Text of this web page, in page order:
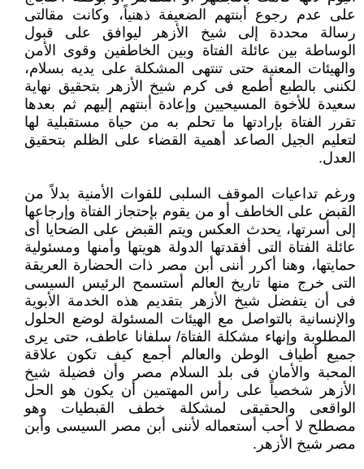
على عدم رجوع أبنتهم الضعيفة ذهنياً، وكانت مقالتى
رسالة محددة إلى شيخ الأزهر ليوافق ‏على قبول
الوساطة بين عائلة الفتاة وبين الخاطفين وقوى الأمن
والهيئات المعنية حتى تنتهى المشكلة على يديه بسلام،
لكننى ‏بالطبع أطمع فى كرم شيخ الأزهر بتحقيق نهاية
سعيدة للأخوة المسيحيين وإعادة أبنتهم إليهم ثم بعدها
تقرر الفتاة بإرادتها ما تحلم ‏به من حياة مستقبلية لها
لتعليم الجيل الصاعد أهمية القضاء على الظلم بتحقيق
العدل.‏
ورغم تداعيات الموقف السلبى للقوات الأمنية بدلاً من
القبض على الخاطف أو من يقوم بإحتجاز الفتاة وإرجاعها
إلى أسرتها، ‏يحدث العكس ويتم القبض على الضحايا أى
عائلة الفتاة التى أفقدتها الدولة هويتها وأمنها ومسئولية
حمايتها، وهنا أكرر أننى أبن ‏مصر ذات الحضارة العريقة
التى خرج منها تاريخ العالم أستسمح الرئيس السيسى
فى أن يتفضل شيخ الأزهر بتقديم هذه الخدمة ‏الأبوية
والإنسانية بالتواصل مع الهيئات المسئولة لوضع الحلول
المطلوبة وإنهاء مشكلة الفتاة/ سلفانا عاطف، حتى يرى
جميع ‏أطياف الوطن والعالم أجمع كيف تكون علاقة
المحبة والأمان فى بلد السلام مصر وأن فضيلة شيخ
الأزهر شخصياً على رأس ‏المهتمين أن يكون هو الحل
الواقعى والحقيقى لمشكلة خطف القبطيات وهو
مصطلح لا أحب أستعماله لأننى أبن مصر السيسى ‏وأبن
مصر شيخ الأزهر.‏